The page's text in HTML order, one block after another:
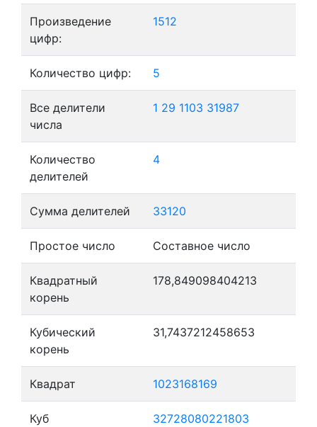
Произведение
цифр:
1512
Количество цифр: 5
Все делители
числа
1 29 1103 31987
Количество
делителей
4
Сумма делителей 33120
Простое число Составное число
Квадратный
корень
178,849098404213
Кубический
корень
31,7437212458653
Квадрат 1023168169
Куб 32728080221803